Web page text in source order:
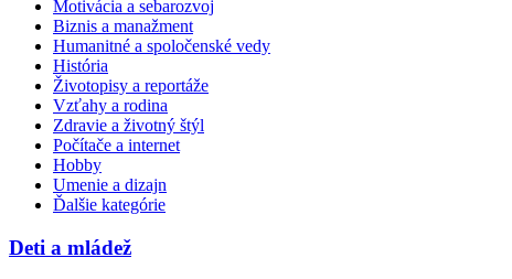
Motivácia a sebarozvoj
Biznis a manažment
Humanitné a spoločenské vedy
História
Životopisy a reportáže
Vzťahy a rodina
Zdravie a životný štýl
Počítače a internet
Hobby
Umenie a dizajn
Ďalšie kategórie
Deti a mládež